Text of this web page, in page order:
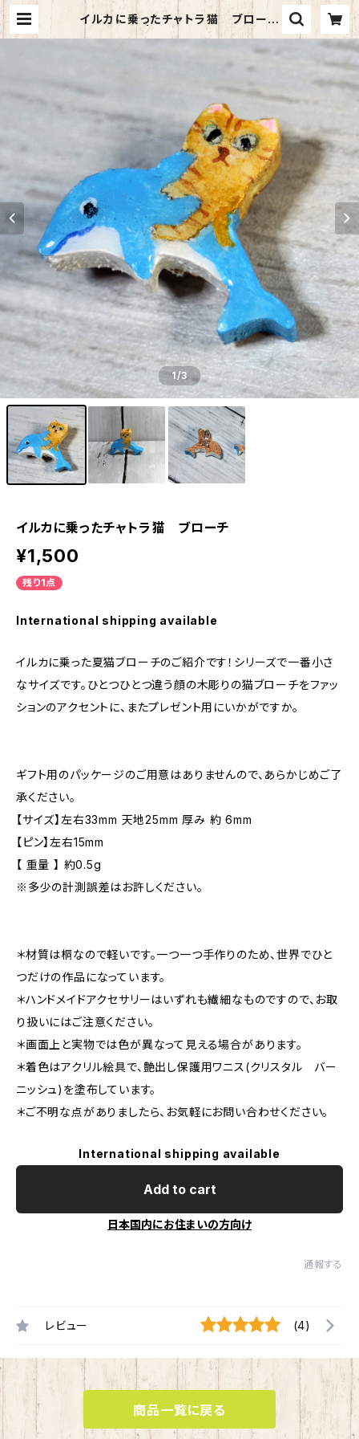
イルカに乗ったチャトラ猫 ブローチ
| 猫のまんま
1/3
イルカに乗ったチャトラ猫 ブローチ
¥1,500
残り1点
International shipping available
イルカに乗った夏猫ブローチのご紹介です！シリーズで一番小さ
なサイズです。ひとつひとつ違う顔の木彫りの猫ブローチをファッ
ションのアクセントに、またプレゼント用にいかがですか。
ギフト用のパッケージのご用意はありませんので、あらかじめご了
承ください。
【サイズ】左右33mm 天地25mm 厚み 約 6mm
【ピン】左右15mm
【 重量 】 約0.5g
※多少の計測誤差はお許しください。
＊材質は桐なので軽いです。一つ一つ手作りのため、世界でひと
つだけの作品になっています。
＊ハンドメイドアクセサリーはいずれも繊細なものですので、お取
り扱いにはご注意ください。
＊画面上と実物では色が異なって見える場合があります。
＊着色はアクリル絵具で、艶出し保護用ワニス(クリスタル バー
ニッシュ)を塗布しています。
＊ご不明な点がありましたら、お気軽にお問い合わせください。
International shipping available
Add to cart
日本国内にお住まいの方向け
通報する
レビュー (4)
商品一覧に戻る